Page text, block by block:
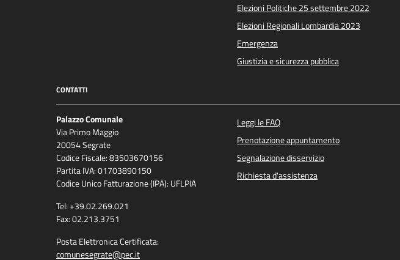
Elezioni Politiche 25 settembre 2022
Elezioni Regionali Lombardia 2023
Emergenza
Giustizia e sicurezza pubblica
CONTATTI
Palazzo Comunale
Via Primo Maggio
20054 Segrate
Codice Fiscale: 83503670156
Partita IVA: 01703890150
Codice Unico Fatturazione (IPA): UFLPIA
Tel: +39.02.269.021
Fax: 02.213.3751
Posta Elettronica Certificata:
comunesegrate@pec.it
Leggi le FAQ
Prenotazione appuntamento
Segnalazione disservizio
Richiesta d'assistenza